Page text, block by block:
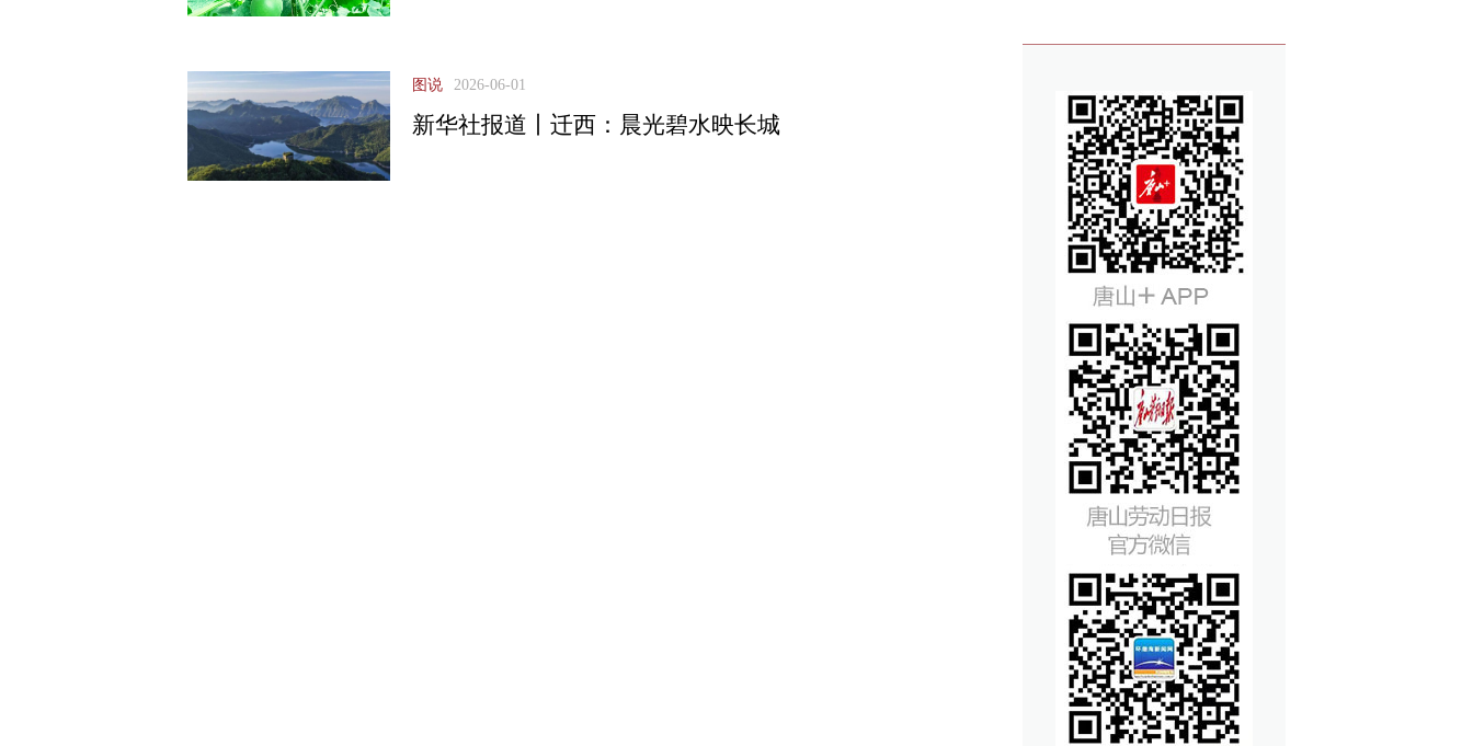
图说 2026-06-01
新华社报道丨迁西：晨光碧水映长城